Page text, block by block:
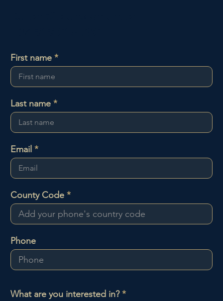
First name
Email
Last name
County Code
Phone
What are you interested in?*P